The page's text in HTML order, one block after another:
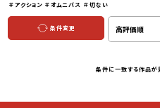
＃アクション ＃オムニバス ＃切ない
条件変更
条件に一致する作品が